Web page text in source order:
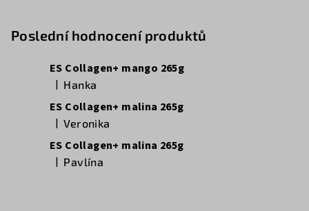
Poslední hodnocení produktů
ES Collagen+ mango 265g
Hodnocení produktu je 5 z 5 hvězdiček.
Hanka
ES Collagen+ malina 265g
Hodnocení produktu je 5 z 5 hvězdiček.
Veronika
ES Collagen+ malina 265g
Hodnocení produktu je 5 z 5 hvězdiček.
Pavlína